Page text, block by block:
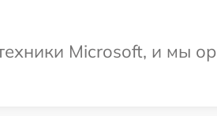
Microsoft, и мы